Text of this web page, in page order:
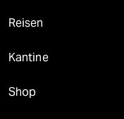
Reisen
Kantine
Shop